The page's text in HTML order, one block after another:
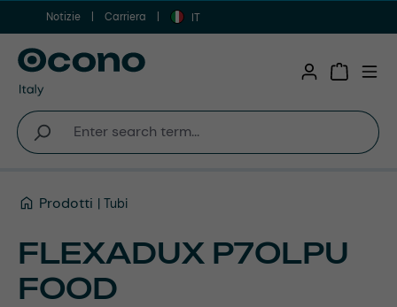
Vai al contenuto principale
Notizie Carriera IT
Prodotti Tubi
FLEXADUX P7OLPU
FOOD